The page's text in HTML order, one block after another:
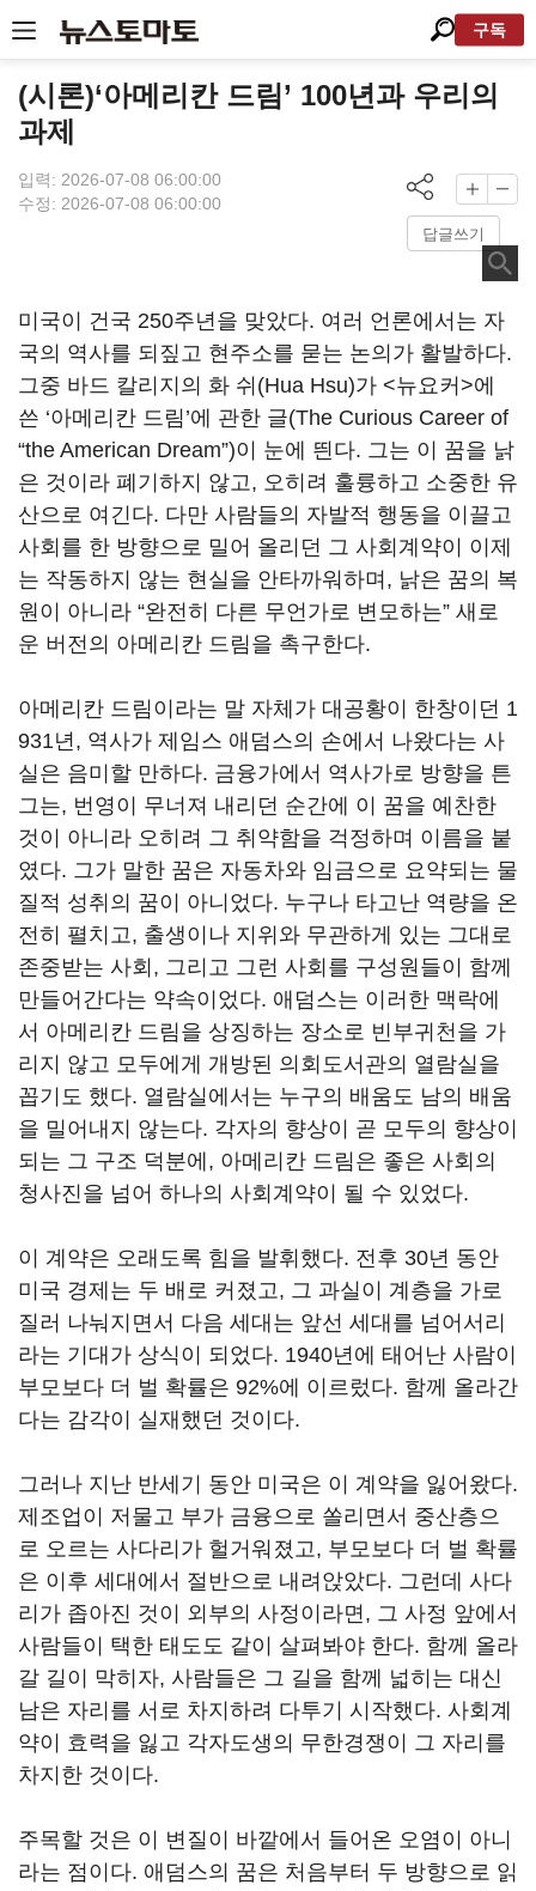
구독
(시론)‘아메리칸 드림’ 100년과 우리의
과제
입력: 2026-07-08 06:00:00
수정: 2026-07-08 06:00:00
답글쓰기
미국이 건국 250주년을 맞았다. 여러 언론에서는 자
국의 역사를 되짚고 현주소를 묻는 논의가 활발하다.
그중 바드 칼리지의 화 쉬(Hua Hsu)가 <뉴요커>에
쓴 ‘아메리칸 드림’에 관한 글(The Curious Career of
“the American Dream”)이 눈에 띈다. 그는 이 꿈을 낡
은 것이라 폐기하지 않고, 오히려 훌륭하고 소중한 유
산으로 여긴다. 다만 사람들의 자발적 행동을 이끌고
사회를 한 방향으로 밀어 올리던 그 사회계약이 이제
는 작동하지 않는 현실을 안타까워하며, 낡은 꿈의 복
원이 아니라 “완전히 다른 무언가로 변모하는” 새로
운 버전의 아메리칸 드림을 촉구한다.
아메리칸 드림이라는 말 자체가 대공황이 한창이던 1
931년, 역사가 제임스 애덤스의 손에서 나왔다는 사
실은 음미할 만하다. 금융가에서 역사가로 방향을 튼
그는, 번영이 무너져 내리던 순간에 이 꿈을 예찬한
것이 아니라 오히려 그 취약함을 걱정하며 이름을 붙
였다. 그가 말한 꿈은 자동차와 임금으로 요약되는 물
질적 성취의 꿈이 아니었다. 누구나 타고난 역량을 온
전히 펼치고, 출생이나 지위와 무관하게 있는 그대로
존중받는 사회, 그리고 그런 사회를 구성원들이 함께
만들어간다는 약속이었다. 애덤스는 이러한 맥락에
서 아메리칸 드림을 상징하는 장소로 빈부귀천을 가
리지 않고 모두에게 개방된 의회도서관의 열람실을
꼽기도 했다. 열람실에서는 누구의 배움도 남의 배움
을 밀어내지 않는다. 각자의 향상이 곧 모두의 향상이
되는 그 구조 덕분에, 아메리칸 드림은 좋은 사회의
청사진을 넘어 하나의 사회계약이 될 수 있었다.
이 계약은 오래도록 힘을 발휘했다. 전후 30년 동안
미국 경제는 두 배로 커졌고, 그 과실이 계층을 가로
질러 나눠지면서 다음 세대는 앞선 세대를 넘어서리
라는 기대가 상식이 되었다. 1940년에 태어난 사람이
부모보다 더 벌 확률은 92%에 이르렀다. 함께 올라간
다는 감각이 실재했던 것이다.
그러나 지난 반세기 동안 미국은 이 계약을 잃어왔다.
제조업이 저물고 부가 금융으로 쏠리면서 중산층으
로 오르는 사다리가 헐거워졌고, 부모보다 더 벌 확률
은 이후 세대에서 절반으로 내려앉았다. 그런데 사다
리가 좁아진 것이 외부의 사정이라면, 그 사정 앞에서
사람들이 택한 태도도 같이 살펴봐야 한다. 함께 올라
갈 길이 막히자, 사람들은 그 길을 함께 넓히는 대신
남은 자리를 서로 차지하려 다투기 시작했다. 사회계
약이 효력을 잃고 각자도생의 무한경쟁이 그 자리를
차지한 것이다.
주목할 것은 이 변질이 바깥에서 들어온 오염이 아니
라는 점이다. 애덤스의 꿈은 처음부터 두 방향으로 읽